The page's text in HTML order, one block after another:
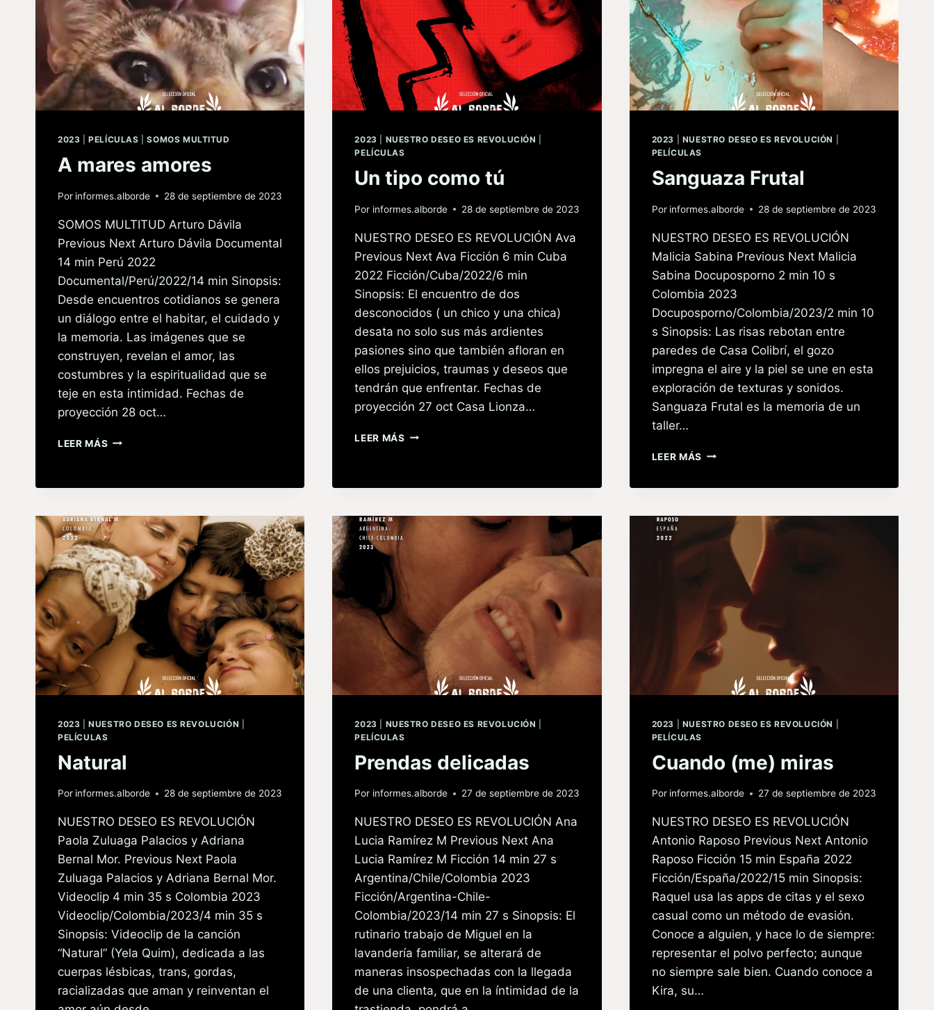
2023 |PELÍCULAS |SOMOS MULTITUD
A mares amores
Por informes.alborde 28 de septiembre de 2023
SOMOS MULTITUD Arturo Dávila
Previous Next Arturo Dávila Documental
14 min Perú 2022
Documental/Perú/2022/14 min Sinopsis:
Desde encuentros cotidianos se genera
un diálogo entre el habitar, el cuidado y
la memoria. Las imágenes que se
construyen, revelan el amor, las
costumbres y la espiritualidad que se
teje en esta intimidad. Fechas de
proyección 28 oct…
LEER MÁS
2023 NUESTRO DESEO ES REVOLUCIÓN
PELÍCULAS
Un tipo como tú
Por informes.alborde 28 de septiembre de 2023
NUESTRO DESEO ES REVOLUCIÓN Ava
Previous Next Ava Ficción 6 min Cuba
2022 Ficción/Cuba/2022/6 min
Sinopsis: El encuentro de dos
desconocidos ( un chico y una chica)
desata no solo sus más ardientes
pasiones sino que también afloran en
ellos prejuicios, traumas y deseos que
tendrán que enfrentar. Fechas de
proyección 27 oct Casa Lionza…
LEER MÁS
2023 NUESTRO DESEO ES REVOLUCIÓN
PELÍCULAS
Sanguaza Frutal
Por informes.alborde 28 de septiembre de 2023
NUESTRO DESEO ES REVOLUCIÓN
Malicia Sabina Previous Next Malicia
Sabina Docuposporno 2 min 10 s
Colombia 2023
Docuposporno/Colombia/2023/2 min 10
s Sinopsis: Las risas rebotan entre
paredes de Casa Colibrí, el gozo
impregna el aire y la piel se une en esta
exploración de texturas y sonidos.
Sanguaza Frutal es la memoria de un
taller…
LEER MÁS
2023 |NUESTRO DESEO ES REVOLUCIÓN
PELÍCULAS
Natural
Por informes.alborde 28 de septiembre de 2023
NUESTRO DESEO ES REVOLUCIÓN
Paola Zuluaga Palacios y Adriana
Bernal Mor. Previous Next Paola
Zuluaga Palacios y Adriana Bernal Mor.
Videoclip 4 min 35 s Colombia 2023
Videoclip/Colombia/2023/4 min 35 s
Sinopsis: Videoclip de la canción
“Natural” (Yela Quim), dedicada a las
cuerpas lésbicas, trans, gordas,
racializadas que aman y reinventan el
2023 NUESTRO DESEO ES REVOLUCIÓN
PELÍCULAS
Prendas delicadas
Por informes.alborde 27 de septiembre de 2023
NUESTRO DESEO ES REVOLUCIÓN Ana
Lucia Ramírez M Previous Next Ana
Lucia Ramírez M Ficción 14 min 27 s
Argentina/Chile/Colombia 2023
Ficción/Argentina-Chile-
Colombia/2023/14 min 27 s Sinopsis: El
rutinario trabajo de Miguel en la
lavandería familiar, se alterará de
maneras insospechadas con la llegada
de una clienta, que en la íntimidad de la
2023 NUESTRO DESEO ES REVOLUCIÓN
PELÍCULAS
Cuando (me) miras
Por informes.alborde 27 de septiembre de 2023
NUESTRO DESEO ES REVOLUCIÓN
Antonio Raposo Previous Next Antonio
Raposo Ficción 15 min España 2022
Ficción/España/2022/15 min Sinopsis:
Raquel usa las apps de citas y el sexo
casual como un método de evasión.
Conoce a alguien, y hace lo de siempre:
representar el polvo perfecto; aunque
no siempre sale bien. Cuando conoce a
Kira, su…